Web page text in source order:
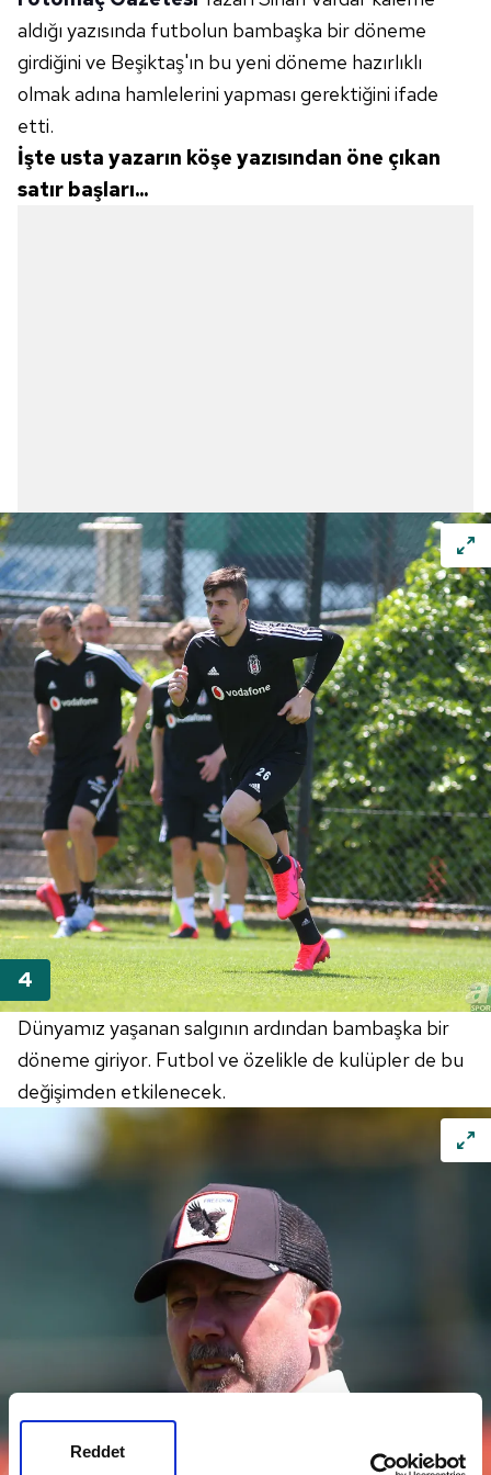
Reddet
aldığı yazısında futbolun bambaşka bir döneme
girdiğini ve Beşiktaş'ın bu yeni döneme hazırlıklı
olmak adına hamlelerini yapması gerektiğini ifade
etti.
İşte usta yazarın köşe yazısından öne çıkan
satır başları...
Dünyamız yaşanan salgının ardından bambaşka bir
döneme giriyor. Futbol ve özelikle de kulüpler de bu
değişimden etkilenecek.